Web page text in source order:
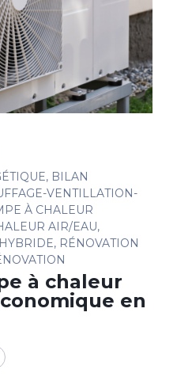
, BILAN
VENTILLATION-
À CHALEUR
AIR/EAU,
, RÉNOVATION
à chaleur
en